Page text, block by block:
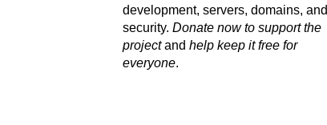
development, servers, domains, and
security. Donate now to support the
projectand help keep it free for
everyone.